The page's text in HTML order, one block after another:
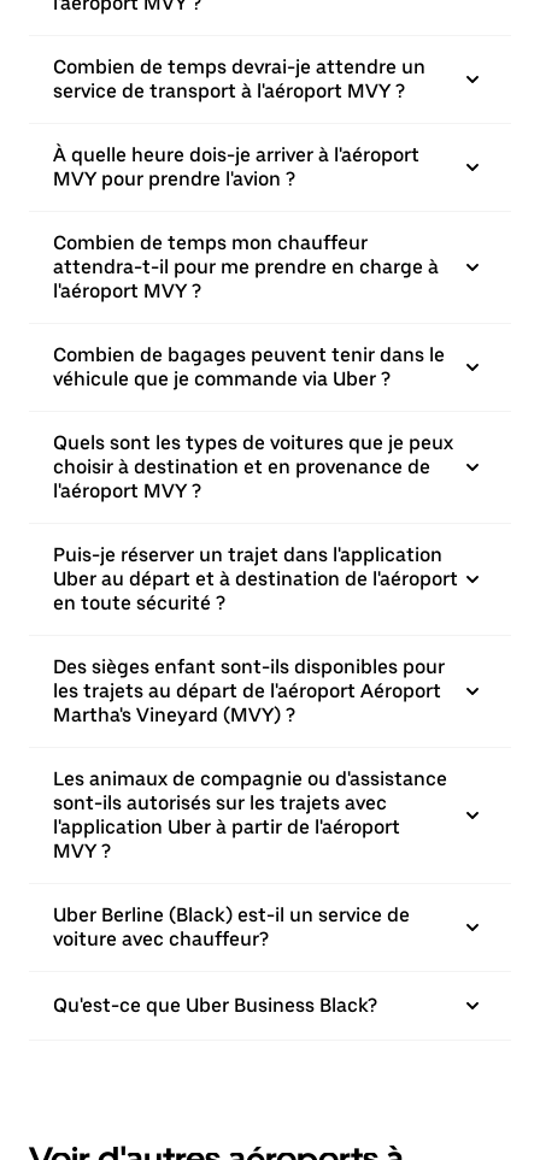
Combien de temps devrai-je attendre un
service de transport à l'aéroport MVY ?
À quelle heure dois-je arriver à l'aéroport
MVY pour prendre l'avion ?
Combien de temps mon chauffeur
attendra-t-il pour me prendre en charge à
l'aéroport MVY ?
Combien de bagages peuvent tenir dans le
véhicule que je commande via Uber ?
Quels sont les types de voitures que je peux
choisir à destination et en provenance de
l'aéroport MVY ?
Puis-je réserver un trajet dans l'application
Uber au départ et à destination de l'aéroport
en toute sécurité ?
Des sièges enfant sont-ils disponibles pour
les trajets au départ de l'aéroport Aéroport
Martha's Vineyard (MVY) ?
Les animaux de compagnie ou d'assistance
sont-ils autorisés sur les trajets avec
l'application Uber à partir de l'aéroport
MVY ?
Uber Berline (Black) est-il un service de
voiture avec chauffeur?
Qu'est-ce que Uber Business Black?